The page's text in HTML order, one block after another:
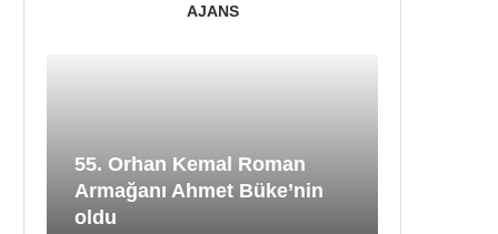
AJANS
55. Orhan Kemal Roman
Armağanı Ahmet Büke’nin
oldu